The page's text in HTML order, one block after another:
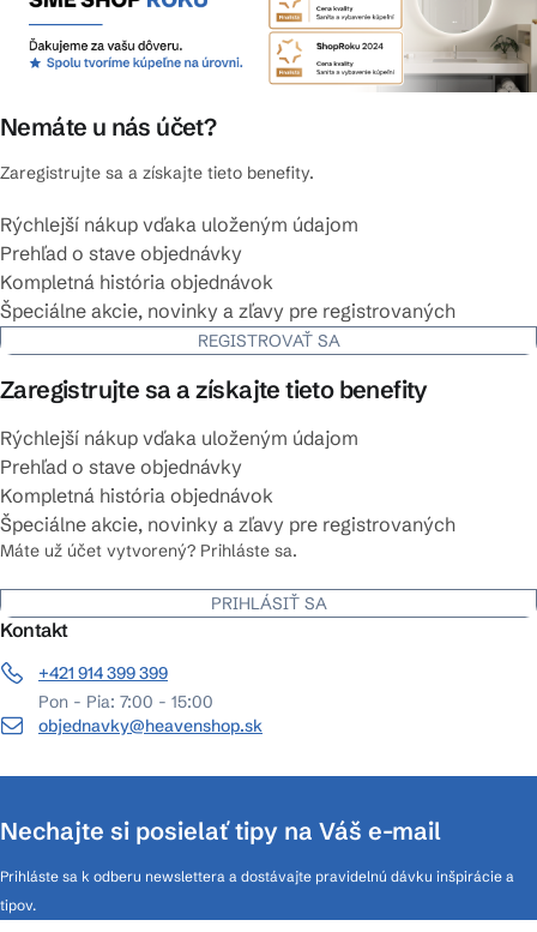
Nemáte u nás účet?
Zaregistrujte sa a získajte tieto benefity.
Rýchlejší nákup vďaka uloženým údajom
Prehľad o stave objednávky
Kompletná história objednávok
Špeciálne akcie, novinky a zľavy pre registrovaných
REGISTROVAŤ SA
Zaregistrujte sa a získajte tieto benefity
Rýchlejší nákup vďaka uloženým údajom
Prehľad o stave objednávky
Kompletná história objednávok
Špeciálne akcie, novinky a zľavy pre registrovaných
Máte už účet vytvorený? Prihláste sa.
PRIHLÁSIŤ SA
Kontakt
+421 914 399 399
Pon - Pia: 7:00 - 15:00
objednavky@heavenshop.sk
Nechajte si posielať tipy na Váš e-mail
Prihláste sa k odberu newslettera a dostávajte pravidelnú dávku inšpirácie a
tipov.